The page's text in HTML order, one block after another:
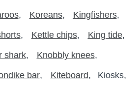
Koreans Kingfishers
Kettle chips King tide
shark Knobbly knees
bar Kiteboard Kiosks